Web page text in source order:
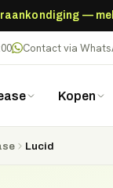
—
Contact via
Kopen
Lucid